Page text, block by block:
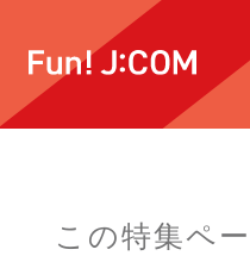
この特集ペ